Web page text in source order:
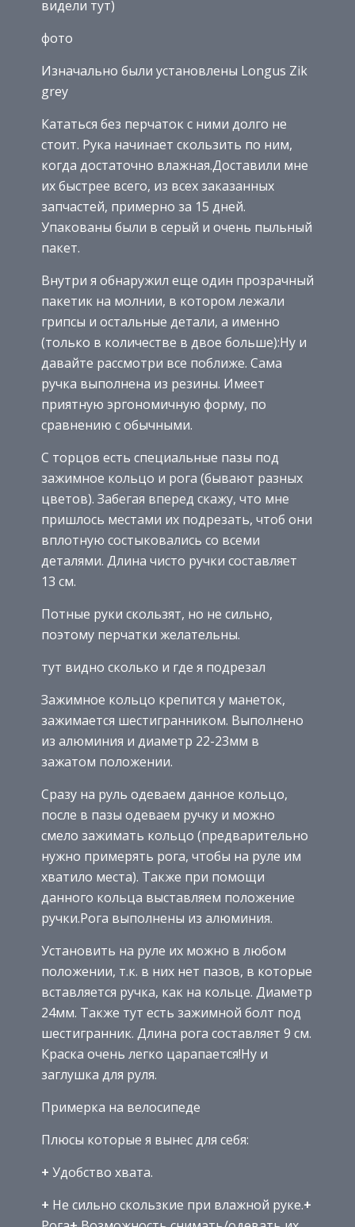
видели тут)
фото
Изначально были установлены Longus Zik
grey
Кататься без перчаток с ними долго не
стоит. Рука начинает скользить по ним,
когда достаточно влажная.Доставили мне
их быстрее всего, из всех заказанных
запчастей, примерно за 15 дней.
Упакованы были в серый и очень пыльный
пакет.
Внутри я обнаружил еще один прозрачный
пакетик на молнии, в котором лежали
грипсы и остальные детали, а именно
(только в количестве в двое больше):Ну и
давайте рассмотри все поближе. Сама
ручка выполнена из резины. Имеет
приятную эргономичную форму, по
сравнению с обычными.
С торцов есть специальные пазы под
зажимное кольцо и рога (бывают разных
цветов). Забегая вперед скажу, что мне
пришлось местами их подрезать, чтоб они
вплотную состыковались со всеми
деталями. Длина чисто ручки составляет
13 см.
Потные руки скользят, но не сильно,
поэтому перчатки желательны.
тут видно сколько и где я подрезал
Зажимное кольцо крепится у манеток,
зажимается шестигранником. Выполнено
из алюминия и диаметр 22-23мм в
зажатом положении.
Сразу на руль одеваем данное кольцо,
после в пазы одеваем ручку и можно
смело зажимать кольцо (предварительно
нужно примерять рога, чтобы на руле им
хватило места). Также при помощи
данного кольца выставляем положение
ручки.Рога выполнены из алюминия.
Установить на руле их можно в любом
положении, т.к. в них нет пазов, в которые
вставляется ручка, как на кольце. Диаметр
24мм. Также тут есть зажимной болт под
шестигранник. Длина рога составляет 9 см.
Краска очень легко царапается!Ну и
заглушка для руля.
Примерка на велосипеде
Плюсы которые я вынес для себя:
+ Удобство хвата.
+ Не сильно скользкие при влажной руке.+